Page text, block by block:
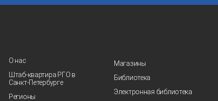
О нас
Штаб-квартира РГО в
Санкт‑Петербурге
Регионы
Магазины
Библиотека
Электронная библиотека